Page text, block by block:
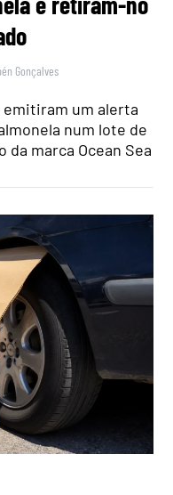
Gonçalves
emitiram um alerta
num lote de
da marca Ocean Sea